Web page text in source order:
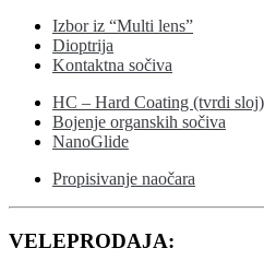
Izbor iz “Multi lens”
Dioptrija
Kontaktna sočiva
HC – Hard Coating (tvrdi sloj)
Bojenje organskih sočiva
NanoGlide
Propisivanje naočara
VELEPRODAJA: